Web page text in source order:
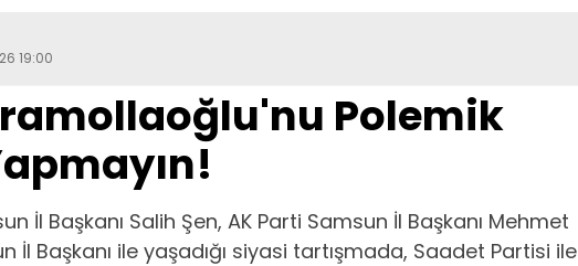
19:00
Polemik
İl Başkanı Salih Şen, AK Parti Samsun İl Başkanı Mehmet
İl Başkanı ile yaşadığı siyasi tartışmada, Saadet Partisi ile